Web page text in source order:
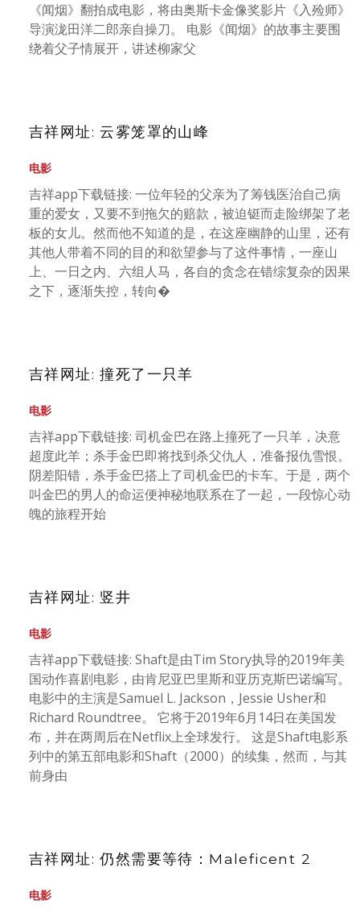
《闻烟》翻拍成电影，将由奥斯卡金像奖影片《入殓师》
导演泷田洋二郎亲自操刀。 电影《闻烟》的故事主要围
绕着父子情展开，讲述柳家父
吉祥网址: 云雾笼罩的山峰
电影
吉祥app下载链接: 一位年轻的父亲为了筹钱医治自己病
重的爱女，又要不到拖欠的赔款，被迫铤而走险绑架了老
板的女儿。然而他不知道的是，在这座幽静的山里，还有
其他人带着不同的目的和欲望参与了这件事情，一座山
上、一日之内、六组人马，各自的贪念在错综复杂的因果
之下，逐渐失控，转向�
吉祥网址: 撞死了一只羊
电影
吉祥app下载链接: 司机金巴在路上撞死了一只羊，决意
超度此羊；杀手金巴即将找到杀父仇人，准备报仇雪恨。
阴差阳错，杀手金巴搭上了司机金巴的卡车。于是，两个
叫金巴的男人的命运便神秘地联系在了一起，一段惊心动
魄的旅程开始
吉祥网址: 竖井
电影
吉祥app下载链接: Shaft是由Tim Story执导的2019年美
国动作喜剧电影，由肯尼亚巴里斯和亚历克斯巴诺编写。
电影中的主演是Samuel L. Jackson，Jessie Usher和
Richard Roundtree。 它将于2019年6月14日在美国发
布，并在两周后在Netflix上全球发行。 这是Shaft电影系
列中的第五部电影和Shaft（2000）的续集，然而，与其
前身由
吉祥网址: 仍然需要等待：Maleficent 2
电影